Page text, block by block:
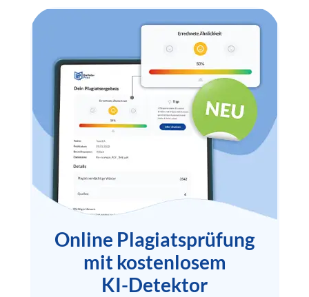
Online Plagiatsprüfung
mit kostenlosem
KI-Detektor